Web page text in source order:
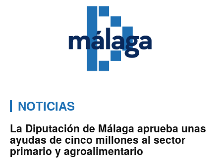
NOTICIAS
La Diputación de Málaga aprueba unas
ayudas de cinco millones al sector
primario y agroalimentario